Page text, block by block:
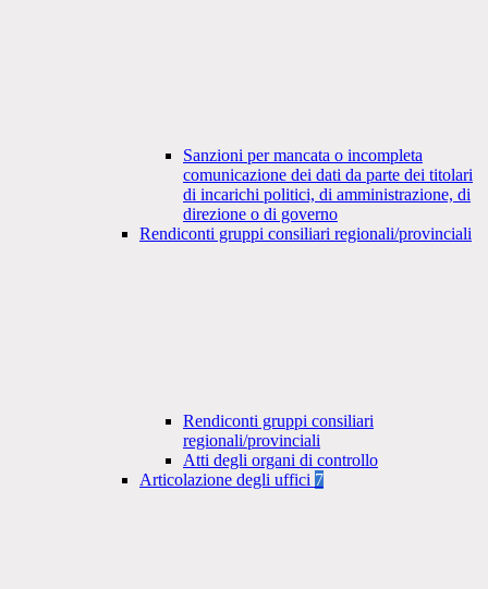
Sanzioni per mancata o incompleta
comunicazione dei dati da parte dei titolari
di incarichi politici, di amministrazione, di
direzione o di governo
Rendiconti gruppi consiliari regionali/provinciali
Rendiconti gruppi consiliari
regionali/provinciali
Atti degli organi di controllo
Articolazione degli uffici 7